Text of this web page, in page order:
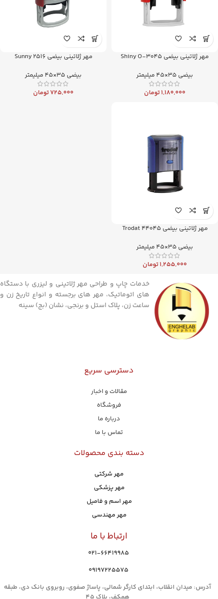
مهر ژلاتینی بیضی Shiny O-3045
بیضی 35×45 میلیمتر
1,180,000تومان
مهر ژلاتینی بیضی Sunny 2516
بیضی 35×45 میلیمتر
725,000تومان
مهر ژلاتینی بیضی Trodat 44045
بیضی 35×45 میلیمتر
1,255,000تومان
خدمات چاپ و طراحی مهر ژلاتینی و لیزری با دستگاه
های اتوماتیک، مهر های برجسته و انواع تاریخ زن و
ساعت زن، پلاک استل و برنجی، نشان (بج) سینه
دسترسی سریع
مقالات و اخبار
فروشگاه
درباره ما
تماس با ما
دسته بندی محصولات
مهر شرکتی
مهر پزشکی
مهر اسم و فامیل
مهر مهندسی
ارتباط با ما
021-66419985
۰۹۱۹۷۲۲۵۵۷۵
آدرس: میدان انقلاب، ابتدای کارگر شمالی، پاساژ صفوی، روبروی بانک دی، طبقه